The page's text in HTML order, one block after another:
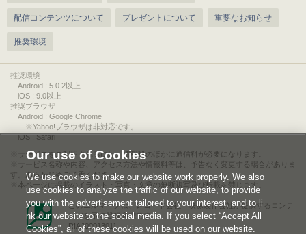
配信コンテンツについて プレゼントについて 重要なお知らせ
推奨環境
推奨環境
Android : 5.0.2以上
iOS : 9.0以上
推奨ブラウザ
Android : Google Chrome
※Yahoo!ブラウザは非対応です。
iOS : Safari
サービスをご利用されるには、情報料のほかに通信料が必要になります。
サービス名称や内容、アクセス方法や情報料等は、予告なく変更する場合がありま
す。あらかじめご了承ください。
本ページに掲載のイラスト・写真・文章の無断複写及び転載を禁じます。
このエルマークは、レコード会社・映像製作会社が提供するコンテ
ンツを示す登録商標です。
RIAJ00013011
Our use of Cookies
We use cookies to make our website work properly. We also
use cookies to analyze the traffic of our website, to provide
you with the advertisement tailored to your interest, and to li
nk our website to the social media. If you select “Accept All
Cookies”, all of these cookies will be used on our website.